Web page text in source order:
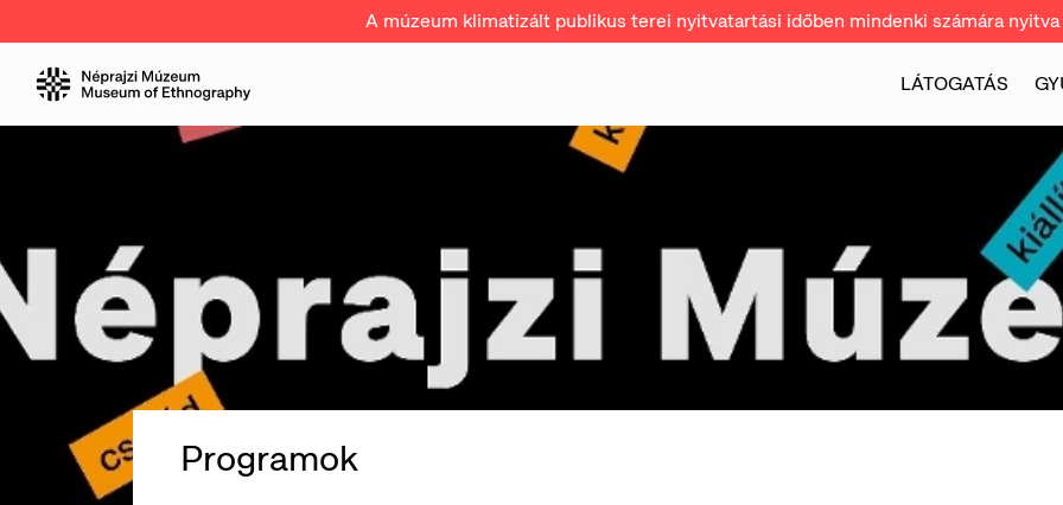
A múzeum klimatizált publikus terei nyitvatartási időben mindenki számára nyitva
LÁTOGATÁS
Programok